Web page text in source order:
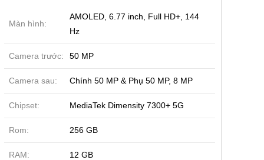
Màn hình:
AMOLED, 6.77 inch, Full HD+, 144
Hz
Camera trước: 50 MP
Camera sau: Chính 50 MP & Phụ 50 MP, 8 MP
Chipset: MediaTek Dimensity 7300+ 5G
Rom: 256 GB
RAM: 12 GB